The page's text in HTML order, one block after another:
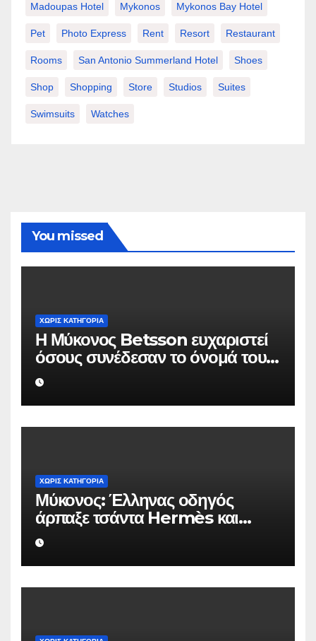
Madoupas Hotel Mykonos Mykonos Bay Hotel
Pet Photo Express Rent Resort Restaurant
Rooms San Antonio Summerland Hotel Shoes
Shop Shopping Store Studios Suites
Swimsuits Watches
You missed
ΧΩΡΊΣ ΚΑΤΗΓΟΡΊΑ
Η Μύκονος Betsson ευχαριστεί
όσους συνέδεσαν το όνομά τους
με την ιστορική χρονιά
ΧΩΡΊΣ ΚΑΤΗΓΟΡΊΑ
Μύκονος: Έλληνας οδηγός
άρπαξε τσάντα Hermès και
Rolex αξίας 75.000 ευρώ από
Ουκρανό τουρίστα